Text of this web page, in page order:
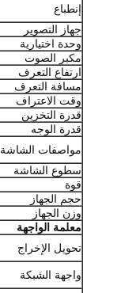
إنطباع
جهاز التصوير
وحدة اختيارية
مكبر الصوت
ارتفاع التعرف
مسافة التعرف
وقت الاعتراف
قدرة التخزين
قدرة الوجه
مواصفات الشاشة
سطوع الشاشة
قوة
حجم الجهاز
وزن الجهاز
معلمة الواجهة
تحويل الإخراج
واجهة الشبكة